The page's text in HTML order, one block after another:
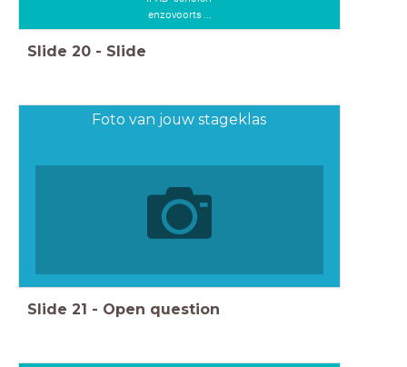
enzovoorts ...
Slide 20 - Slide
Foto van jouw stageklas
Slide 21 - Open question